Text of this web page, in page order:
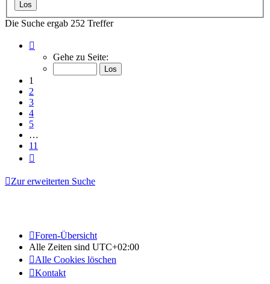
Die Suche ergab 252 Treffer
von
Gehe zu Seite:
1
2
3
4
5
…
11
Zur erweiterten Suche
Foren-Übersicht
Alle Zeiten sind UTC+02:00
Alle Cookies löschen
Kontakt